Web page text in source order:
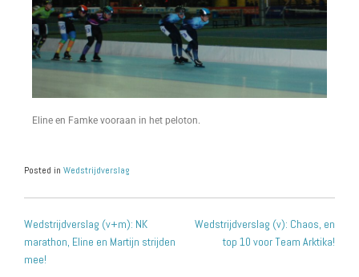
Eline en Famke vooraan in het peloton.
Posted in Wedstrijdverslag
Wedstrijdverslag (v+m): NK
marathon, Eline en Martijn strijden
mee!
Wedstrijdverslag (v): Chaos, en
top 10 voor Team Arktika!